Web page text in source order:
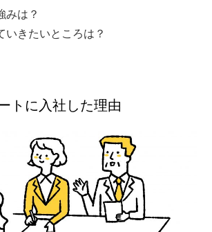
みは？
いきたいところは？
トに入社した理由